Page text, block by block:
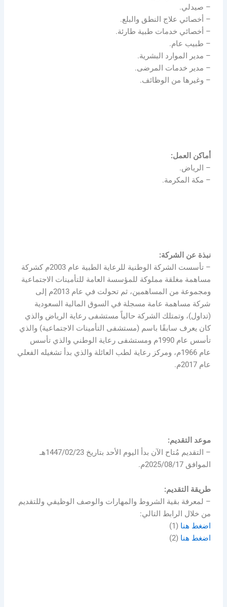
– صيدلي.
– أخصائي علاج النطق والبلع.
– أخصائي خدمات طبية طارئة.
– طبيب عام.
– مدير الموارد البشرية.
– مدير خدمات المرضى.
– وغيرها من الوظائف.
أماكن العمل:
– الرياض.
– مكة المكرمة.
نبذة عن الشركة:
– تأسست الشركة الوطنية للرعاية الطبية عام 2003م كشركة
مساهمة مغلقة مملوكة للمؤسسة العامة للتأمينات الاجتماعية
ومجموعة من المساهمين، ثم تحولت في عام 2013م إلى
شركة مساهمة عامة مسجلة في السوق المالية السعودية
(تداول)، وتمتلك الشركة حالياً مستشفى رعاية الرياض والذي
كان يعرف سابقًا باسم (مستشفى التأمينات الاجتماعية) والذي
تأسس عام 1990م ومستشفى رعاية الوطني والذي تأسس
عام 1966م، ومركز رعاية لطب العائلة والذي بدأ تشغيله الفعلي
عام 2017م.
موعد التقديم:
– التقديم مُتاح الآن بدأ اليوم الأحد بتاريخ 1447/02/23هـ
الموافق 2025/08/17م.
طريقة التقديم:
– لمعرفة بقية الشروط والمهارات والوصف الوظيفي وللتقديم
من خلال الرابط التالي:
اضغط هنا (1)
اضغط هنا (2)